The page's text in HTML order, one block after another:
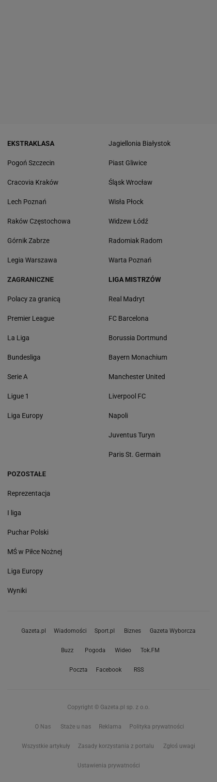
EKSTRAKLASA
Pogoń Szczecin
Cracovia Kraków
Lech Poznań
Raków Częstochowa
Górnik Zabrze
Legia Warszawa
Jagiellonia Białystok
Piast Gliwice
Śląsk Wrocław
Wisła Płock
Widzew Łódź
Radomiak Radom
Warta Poznań
ZAGRANICZNE
Polacy za granicą
Premier League
La Liga
Bundesliga
Serie A
Ligue 1
Liga Europy
LIGA MISTRZÓW
Real Madryt
FC Barcelona
Borussia Dortmund
Bayern Monachium
Manchester United
Liverpool FC
Napoli
Juventus Turyn
Paris St. Germain
POZOSTAŁE
Reprezentacja
I liga
Puchar Polski
MŚ w Piłce Nożnej
Liga Europy
Wyniki
Gazeta.pl Wiadomości Sport.pl Biznes Gazeta Wyborcza
Buzz Pogoda Wideo Tok.FM
Poczta Facebook RSS
Copyright © Gazeta.pl sp. z o.o.
O Nas Staże u nas Reklama Polityka prywatności
Wszystkie artykuły Zasady korzystania z portalu Zgłoś uwagi
Ustawienia prywatności